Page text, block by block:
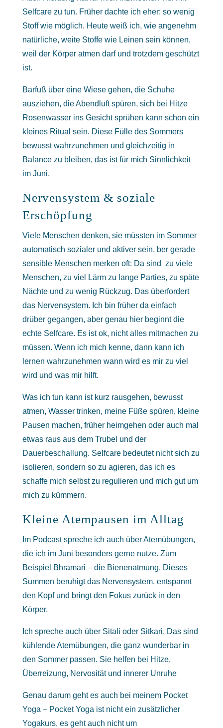
Selfcare zu tun. Früher dachte ich eher: so wenig
Stoff wie möglich. Heute weiß ich, wie angenehm
natürliche, weite Stoffe wie Leinen sein können,
weil der Körper atmen darf und trotzdem geschützt
ist.
Barfuß über eine Wiese gehen, die Schuhe
ausziehen, die Abendluft spüren, sich bei Hitze
Rosenwasser ins Gesicht sprühen kann schon ein
kleines Ritual sein. Diese Fülle des Sommers
bewusst wahrzunehmen und gleichzeitig in
Balance zu bleiben, das ist für mich Sinnlichkeit
im Juni.
Nervensystem & soziale
Erschöpfung
Viele Menschen denken, sie müssten im Sommer
automatisch sozialer und aktiver sein, ber gerade
sensible Menschen merken oft: Da sind zu viele
Menschen, zu viel Lärm zu lange Parties, zu späte
Nächte und zu wenig Rückzug. Das überfordert
das Nervensystem. Ich bin früher da einfach
drüber gegangen, aber genau hier beginnt die
echte Selfcare. Es ist ok, nicht alles mitmachen zu
müssen. Wenn ich mich kenne, dann kann ich
lernen wahrzunehmen wann wird es mir zu viel
wird und was mir hilft.
Was ich tun kann ist kurz rausgehen, bewusst
atmen, Wasser trinken, meine Füße spüren, kleine
Pausen machen, früher heimgehen oder auch mal
etwas raus aus dem Trubel und der
Dauerbeschallung. Selfcare bedeutet nicht sich zu
isolieren, sondern so zu agieren, das ich es
schaffe mich selbst zu regulieren und mich gut um
mich zu kümmern.
Kleine Atempausen im Alltag
Im Podcast spreche ich auch über Atemübungen,
die ich im Juni besonders gerne nutze. Zum
Beispiel Bhramari – die Bienenatmung. Dieses
Summen beruhigt das Nervensystem, entspannt
den Kopf und bringt den Fokus zurück in den
Körper.
Ich spreche auch über Sitali oder Sitkari. Das sind
kühlende Atemübungen, die ganz wunderbar in
den Sommer passen. Sie helfen bei Hitze,
Überreizung, Nervosität und innerer Unruhe
Genau darum geht es auch bei meinem Pocket
Yoga – Pocket Yoga ist nicht ein zusätzlicher
Yogakurs, es geht auch nicht um